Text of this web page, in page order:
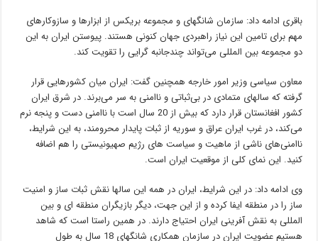
باقری ادامه داد: سازمان شانگهای و مجموعه بریکس از ابزارها و سازوکارهای
مهم برای تامین این نیاز راهبردی جهان کنونی هستند. پیوستن ایران به این
دو مجموعه بین المللی می‌تواند چندجانبه گرایی را تقویت کند.
معاون سیاسی وزیر امور خارجه همچنین گفت: ایران میان کشورهایی قرار
گرفته که سالهای متمادی در بی‌ثباتی و ناامنی به سر می‌برند. در شرق ایران
کشور افغانستان قرار دارد که بیش از 20 سال است با ناامنی دست و پنجه نرم
می‌کند، در غرب ایران عراق و سوریه از ثبات پایدار محرومند، به این شرایط،
ناامنی‌های ناشی از ماهیت و سیاست های رژیم صهیونیستی را هم اضافه
کنید. این نمای کلی از موقعیت ایران است.
وی ادامه داد: در این شرایط، ایران در همه این سالها نقش ثبات ساز و امنیت
ساز را در منطقه ایفا کرده و از این جهت، دیگر بازیگران منطقه ای و بین
المللی به نقش آفرینی ایران احتیاج دارند. در همین راستا است که شاهد
هستیم عضویت ایران در سازمان همکاری شانگهای 18 سال به طول